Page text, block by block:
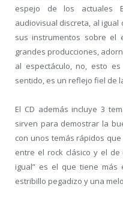
espejo de los actuales
audiovisual discreta, al
sus instrumentos sobre el
grandes producciones,
al espectáculo, no, esto
sentido, es un reflejo fiel de
El CD además incluye 3
sirven para demostrar la
con unos temás rápidos
entre el rock clásico y el de
igual” es el que tiene más
estribillo pegadizo y una